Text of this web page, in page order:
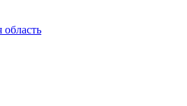
область